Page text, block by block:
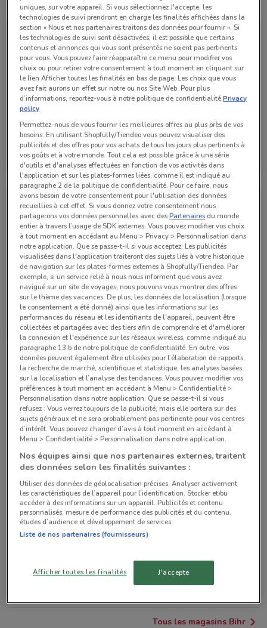
Bihr
Valable jusqu'au 31/12
Bihr
Valable jusqu'au 31/12 741 m
Bihr
Valable jusqu'au 31/12 741 m
Magasins Bihr dans les environs
44 BLD SEBASTOPOL Paris
741 m
1.2 km
149 RUE MONTMARTRE Paris
1.2 km
39 RUE REAUMUR Paris
33 BOULEVARD MAGENTA Paris
Tous les magasins Bihr
uniques, sur votre appareil. Si vous sélectionnez J'accepte, les
technologies de suivi prendront en charge les finalités affichées dans la
section « Nous et nos partenaires traitons des données pour fournir ». Si
les technologies de suivi sont désactivées, il est possible que certains
contenus et annonces qui vous sont présentés ne soient pas pertinents
pour vous. Vous pouvez faire réapparaître ce menu pour modifier vos
choix ou pour retirer votre consentement à tout moment en cliquant sur
le lien Afficher toutes les finalités en bas de page. Les choix que vous
avez fait aurons un effet sur notre ou nos Site Web. Pour plus
d’informations, reportez-vous à notre politique de confidentialité.Privacy
policy
Permettez-nous de vous fournir les meilleures offres au plus près de vos
besoins: En utilisant Shopfully/Tiendeo vous pouvez visualiser des
publicités et des offres pour vos achats de tous les jours plus pertinents à
vos goûts et à votre monde. Tout cela est possible grâce à une série
d'outils et d'analyses effectuées en fonction de vos activités dans
l'application et sur les plates-formes liées, comme il est indiqué au
paragraphe 2 de la politique de confidentialité. Pour ce faire, nous
avons besoin de votre consentement pour l'utilisation des données
recueillies à cet effet. Si vous donnez votre consentement nous
partagerons vos données personnelles avec desPartenaires du monde
entier à travers l’usage de SDK externes. Vous pouvez modifier vos choix
à tout moment en accédant au Menu > Privacy > Personnalisation dans
notre application. Que se passe-t-il si vous acceptez: Les publicités
visualisées dans l'application traiteront des sujets liés à votre historique
de navigation sur les plates-formes externes à Shopfully/Tiendeo. Par
exemple, si un service relié à nous nous informent que vous avez
navigué sur un site de voyages, nous pouvons vous montrer des offres
sur le thème des vacances. De plus, les données de localisation (lorsque
le consentement a été donné) ainsi que les informations sur les
performances du réseau et les identifiants de l'appareil, peuvent être
collectées et partagées avec des tiers afin de comprendre et d'améliorer
la connexion et l'expérience sur les réseaux wireless, comme indiqué au
paragraphe 13.b de notre politique de confidentialité. En outre, vos
données peuvent également être utilisées pour l’élaboration de rapports,
la recherche de marché, scientifique et statistique, les analyses basées
sur la localisation et l’analyse des tendances. Vous pouvez modifier vos
préférences à tout moment en accédant à Menu > Confidentialité >
Personnalisation dans notre application. Que se passe-t-il si vous
refusez : Vous verrez toujours de la publicité, mais elle portera sur des
sujets généraux et ne sera probablement pas pertinente pour vos centres
d’intérêt. Vous pouvez changer d’avis à tout moment en accédant à
Menu > Confidentialité > Personnalisation dans notre application.
Nos équipes ainsi que nos partenaires externes, traitent
des données selon les finalités suivantes :
Utiliser des données de géolocalisation précises. Analyser activement
les caractéristiques de l’appareil pour l’identification. Stocker et/ou
accéder à des informations sur un appareil. Publicités et contenu
personnalisés, mesure de performance des publicités et du contenu,
études d’audience et développement de services.
Liste de nos partenaires (fournisseurs)
Afficher toutes les finalités J'accepte